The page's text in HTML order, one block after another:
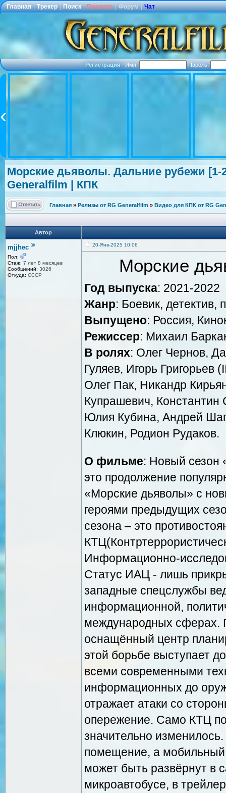
Главная | Трекер | Поиск | Правила | Форум | Чат
Регистрация·Имя: Пароль:
Морские дьяволы. Дальние рубежи [1-
Generalfilm | КПК
Главная » Релизы от RG Generalfilm » Видео для КПК от RG
Автор
mjjhec ®
Пол:
Стаж: 7 лет 8 месяцев
Сообщений: 3026
Откуда: СССР
20-Янв-2025 10:06
Морские
Год выпуска: 2021-2022
Жанр: Боевик, детектив,
Выпущено: Россия,
Режиссер: Михаил
В ролях: Олег Чернов,
Гуляев, Игорь Григорьев
Олег Пак, Никандр
Купрашевич,
Юлия Кубина, Андрей
Клюкин, Родион Рудаков.
О фильме: Новый сезон
это продолжение
«Морские дьяволы» с
героями предыдущих
сезона – это
Информационно-
Статус ИАЦ - лишь
западные спецслужбы
информационной,
международных сферах.
оснащённый центр
этой борьбе выступает
всеми современными
информационных до
отражает атаки со
опережение. Само КТЦ
значительно
помещение, а
может быть развёрнут в
микроавтобусе, в